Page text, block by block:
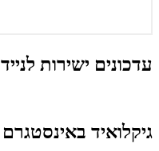
עדכונים ישירות לנייד
גיקלואיד באינסטגרם